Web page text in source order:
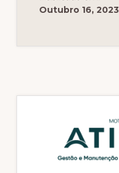
Outubro 16, 2023